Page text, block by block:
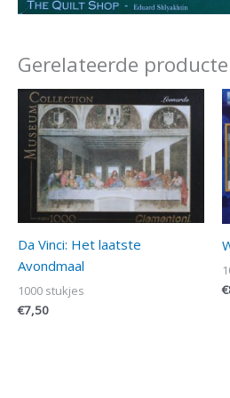
Gerelateerde
Da Vinci: Het laatste
Avondmaal
1000 stukjes
€7,50
€